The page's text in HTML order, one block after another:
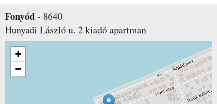
Fonyód- 8640
Hunyadi László u. 2kiadó apartman
+
−